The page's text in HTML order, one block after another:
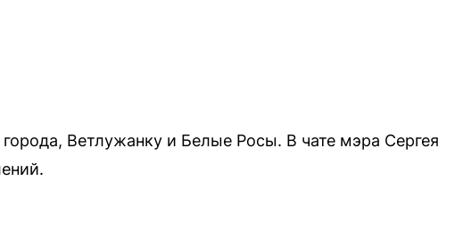
Ветлужанку и Белые Росы. В чате мэра Сергея